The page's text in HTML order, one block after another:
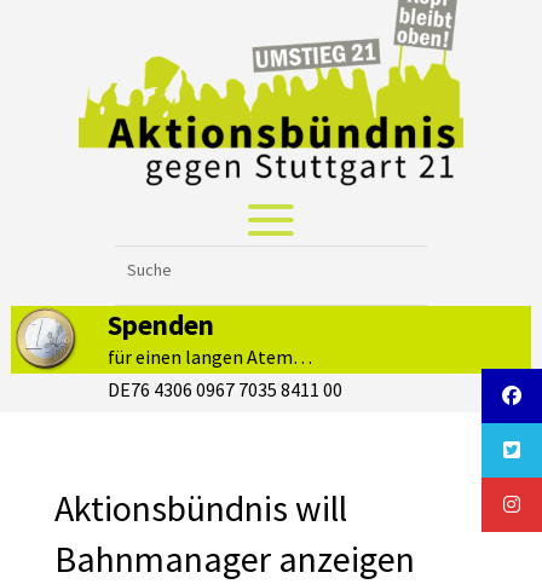
Spenden
für einen langen Atem…
DE76 4306 0967 7035 8411 00
Aktionsbündnis will
Bahnmanager anzeigen